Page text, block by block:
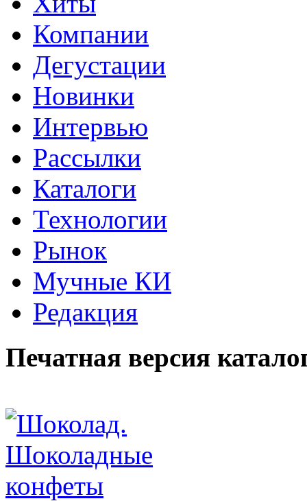
Компании
Дегустации
Новинки
Интервью
Рассылки
Каталоги
Технологии
Рынок
Мучные КИ
Редакция
Печатная версия